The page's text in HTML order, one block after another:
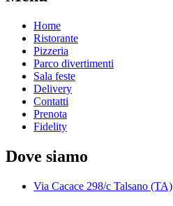
Home
Ristorante
Pizzeria
Parco divertimenti
Sala feste
Delivery
Contatti
Prenota
Fidelity
Dove siamo
Via Cacace 298/c Talsano (TA)